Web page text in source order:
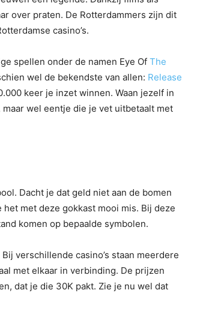
over praten. De Rotterdammers zijn dit
casino’s.
spellen onder de namen Eye Of The
wel de bekendste van allen: Release
keer je inzet winnen. Waan jezelf in
wel eentje die je vet uitbetaalt met
Dacht je dat geld niet aan de bomen
het met deze gokkast mooi mis. Bij deze
komen op bepaalde symbolen.
verschillende casino’s staan meerdere
met elkaar in verbinding. De prijzen
dat je die 30K pakt. Zie je nu wel dat